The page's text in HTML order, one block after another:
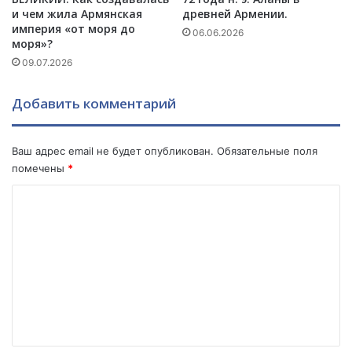
м
Л
а
п
н
ы
м
-
А
н
ж
л
а
Э
л
и чем жила Армянская
империя «от моря до
моря»?
09.07.2026
древней Армении.
06.06.2026
Добавить комментарий
Ваш адрес email не будет опубликован. Обязательные поля
помечены *